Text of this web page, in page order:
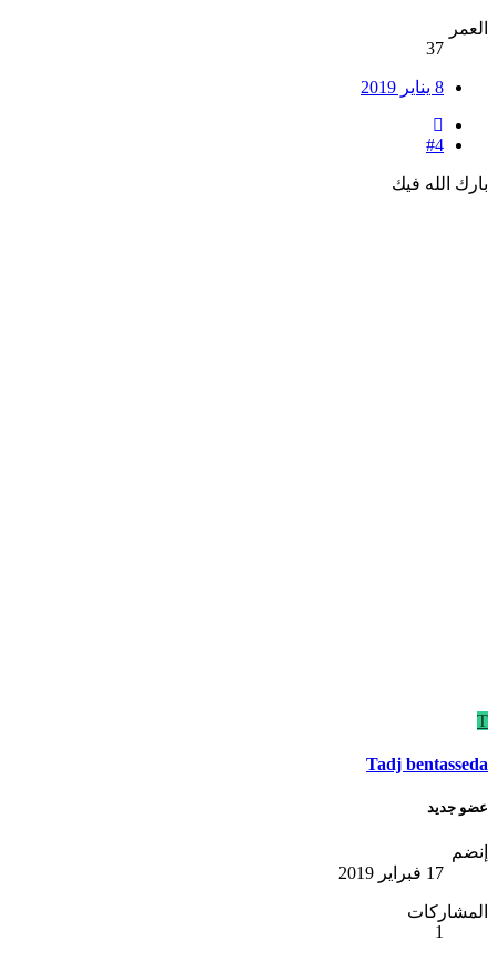
العمر
37
8 يناير 2019
#4
بارك الله فيك
T
Tadj bentasseda
عضو جديد
إنضم
17 فبراير 2019
المشاركات
1